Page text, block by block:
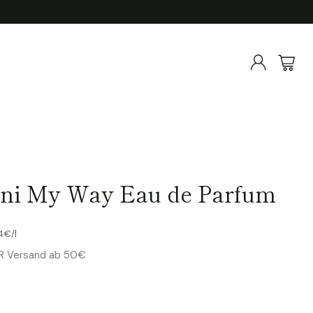
My Way Eau de Parfum
/l
Versand ab 50€